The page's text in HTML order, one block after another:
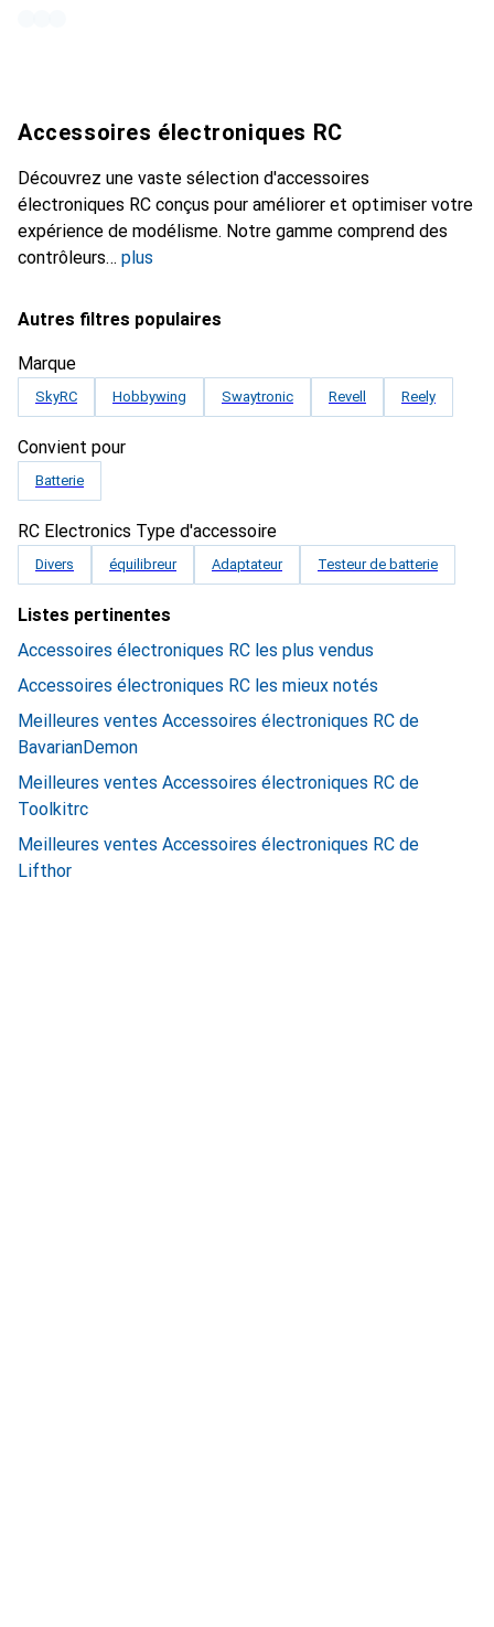
Accessoires électroniques RC
Découvrez une vaste sélection d'accessoires
électroniques RC conçus pour améliorer et optimiser votre
expérience de modélisme. Notre gamme comprend des
contrôleurs
plus
Autres filtres populaires
Marque
SkyRC Hobbywing Swaytronic Revell Reely
Convient pour
Batterie
RC Electronics Type d'accessoire
Divers équilibreur Adaptateur Testeur de batterie
Listes pertinentes
Accessoires électroniques RC les plus vendus
Accessoires électroniques RC les mieux notés
Meilleures ventes Accessoires électroniques RC de
BavarianDemon
Meilleures ventes Accessoires électroniques RC de
Toolkitrc
Meilleures ventes Accessoires électroniques RC de
Lifthor